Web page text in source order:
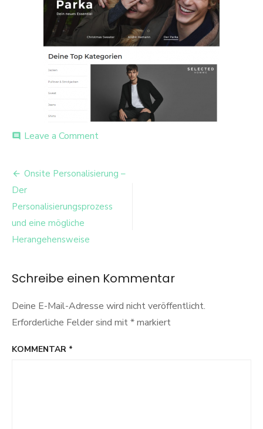
comment Leave a Commenton
Beitrags-
Navigation
Onsite Personalisierung –
Der
Personalisierungsprozess
und eine mögliche
Herangehensweise
Schreibe einen Kommentar
Deine E-Mail-Adresse wird nicht veröffentlicht.
Erforderliche Felder sind mit*markiert
KOMMENTAR *